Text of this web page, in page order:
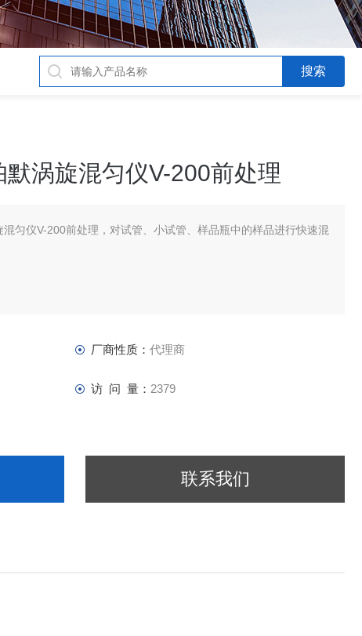
涡旋混匀仪V-200前处理
匀仪V-200前处理，对试管、小试管、样品瓶中的样品进行快速混
厂商性质： 代理商
访 问 量： 2379
联系我们